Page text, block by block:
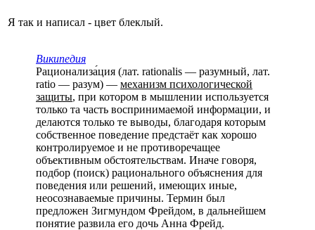
Я так и написал - цвет блеклый.
Википедия
Рационализа́ция (лат. rationalis — разумный, лат.
ratio — разум) — механизм психологической
защиты, при котором в мышлении используется
только та часть воспринимаемой информации, и
делаются только те выводы, благодаря которым
собственное поведение предстаёт как хорошо
контролируемое и не противоречащее
объективным обстоятельствам. Иначе говоря,
подбор (поиск) рационального объяснения для
поведения или решений, имеющих иные,
неосознаваемые причины. Термин был
предложен Зигмундом Фрейдом, в дальнейшем
понятие развила его дочь Анна Фрейд.